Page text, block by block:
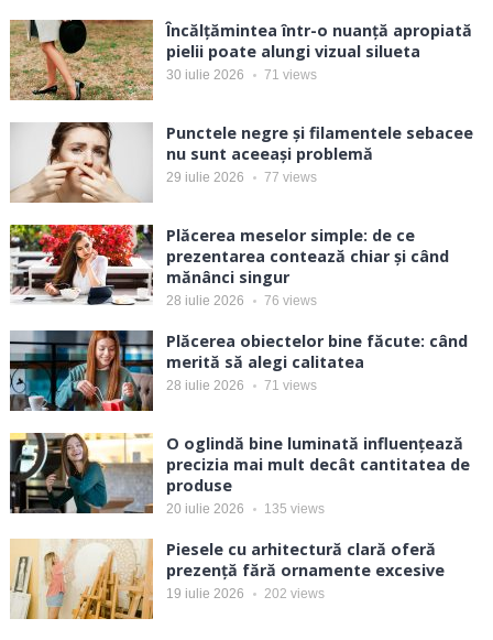
Încălțămintea într-o nuanță apropiată
pielii poate alungi vizual silueta
30 iulie 2026 71 views
Punctele negre și filamentele sebacee
nu sunt aceeași problemă
29 iulie 2026 77 views
Plăcerea meselor simple: de ce
prezentarea contează chiar și când
mănânci singur
28 iulie 2026 76 views
Plăcerea obiectelor bine făcute: când
merită să alegi calitatea
28 iulie 2026 71 views
O oglindă bine luminată influențează
precizia mai mult decât cantitatea de
produse
20 iulie 2026 135 views
Piesele cu arhitectură clară oferă
prezență fără ornamente excesive
19 iulie 2026 202 views